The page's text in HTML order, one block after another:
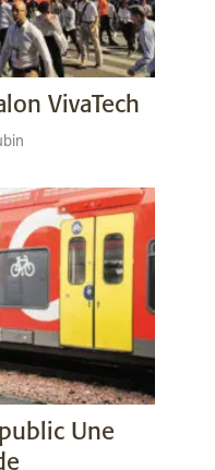
VivaTech
Une